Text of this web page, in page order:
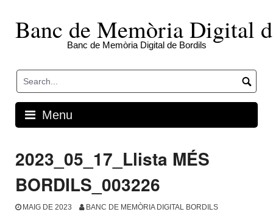
contentBanc de Memòria Digital
Banc de Memòria Digital de Bordils
Menu
2023_05_17_Llista MÉS
BORDILS_003226
MAIG DE 2023 BANC DE MEMÒRIA DIGITAL BORDILS